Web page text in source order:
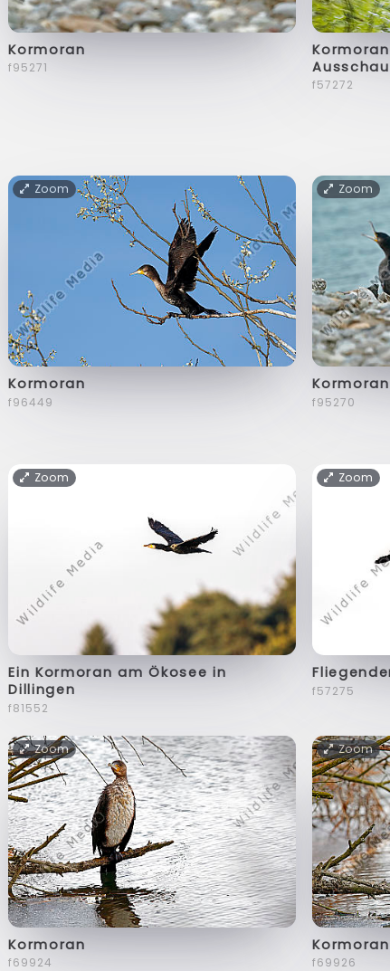
Kormoran
f95271
Ausschau
f57272
Zoom
Kormoran
f96449
Zoom
Kormoran
f95270
Zoom
Ein Kormoran am Ökosee in
Dillingen
f81552
Zoom
f57275
Zoom
Kormoran
f69924
Zoom
Kormoran
f69926